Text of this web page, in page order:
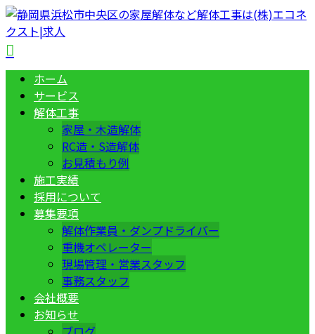
ホーム
サービス
解体工事
家屋・木造解体
RC造・S造解体
お見積もり例
施工実績
採用について
募集要項
解体作業員・ダンプドライバー
重機オペレーター
現場管理・営業スタッフ
事務スタッフ
会社概要
お知らせ